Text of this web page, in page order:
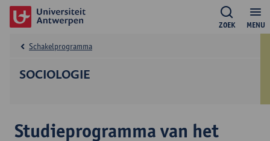
MENU
ZOEK
SOCIOLOGIE
Schakelprogramma
Studieprogramma van het